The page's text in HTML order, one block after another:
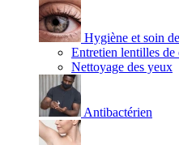
Hygiène et soin
Entretien lentilles de
Nettoyage des yeux
Antibactérien